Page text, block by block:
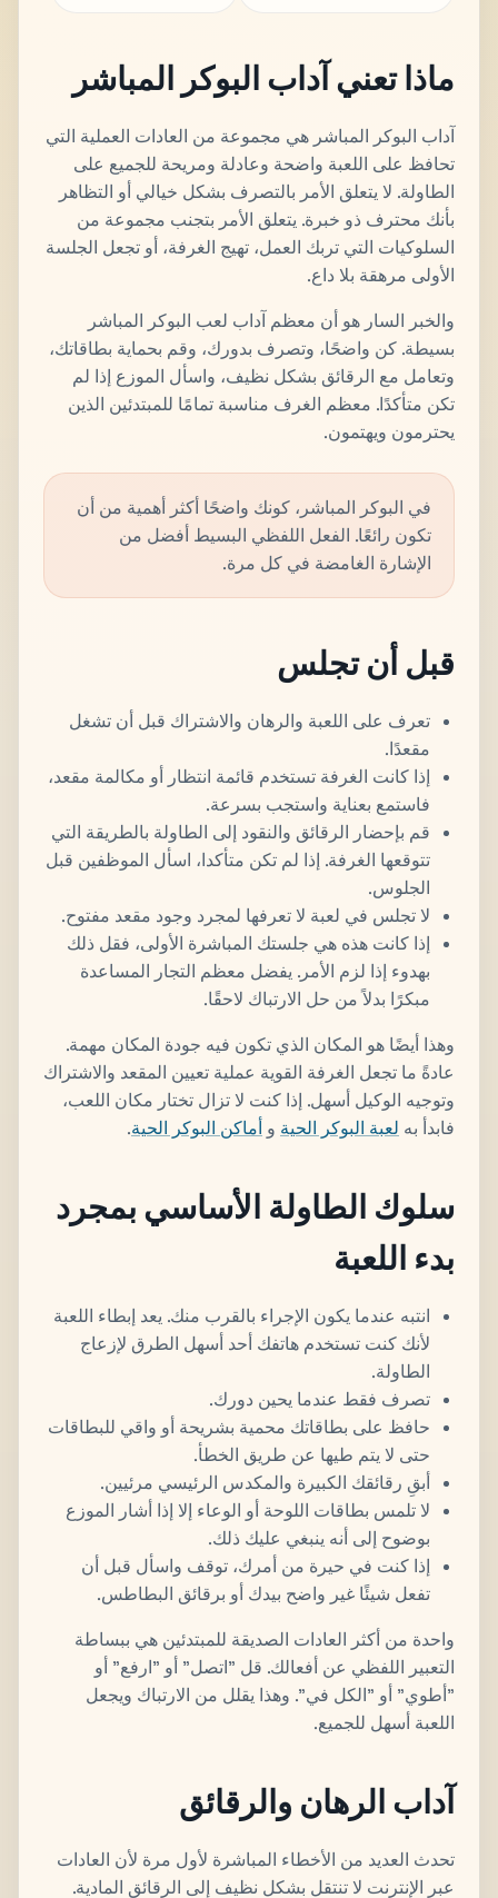
ماذا تعني آداب البوكر المباشر
آداب البوكر المباشر هي مجموعة من العادات العملية التي
تحافظ على اللعبة واضحة وعادلة ومريحة للجميع على
الطاولة. لا يتعلق الأمر بالتصرف بشكل خيالي أو التظاهر
بأنك محترف ذو خبرة. يتعلق الأمر بتجنب مجموعة من
السلوكيات التي تربك العمل، تهيج الغرفة، أو تجعل الجلسة
الأولى مرهقة بلا داع.
والخبر السار هو أن معظم آداب لعب البوكر المباشر
بسيطة. كن واضحًا، وتصرف بدورك، وقم بحماية بطاقاتك،
وتعامل مع الرقائق بشكل نظيف، واسأل الموزع إذا لم
تكن متأكدًا. معظم الغرف مناسبة تمامًا للمبتدئين الذين
يحترمون ويهتمون.
في البوكر المباشر، كونك واضحًا أكثر أهمية من أن
تكون رائعًا. الفعل اللفظي البسيط أفضل من
الإشارة الغامضة في كل مرة.
قبل أن تجلس
تعرف على اللعبة والرهان والاشتراك قبل أن تشغل
مقعدًا.
إذا كانت الغرفة تستخدم قائمة انتظار أو مكالمة مقعد،
فاستمع بعناية واستجب بسرعة.
قم بإحضار الرقائق والنقود إلى الطاولة بالطريقة التي
تتوقعها الغرفة. إذا لم تكن متأكدا، اسأل الموظفين قبل
الجلوس.
لا تجلس في لعبة لا تعرفها لمجرد وجود مقعد مفتوح.
إذا كانت هذه هي جلستك المباشرة الأولى، فقل ذلك
بهدوء إذا لزم الأمر. يفضل معظم التجار المساعدة
مبكرًا بدلاً من حل الارتباك لاحقًا.
وهذا أيضًا هو المكان الذي تكون فيه جودة المكان مهمة.
عادةً ما تجعل الغرفة القوية عملية تعيين المقعد والاشتراك
وتوجيه الوكيل أسهل. إذا كنت لا تزال تختار مكان اللعب،
فابدأ به لعبة البوكر الحية و أماكن البوكر الحية.
سلوك الطاولة الأساسي بمجرد
بدء اللعبة
انتبه عندما يكون الإجراء بالقرب منك. يعد إبطاء اللعبة
لأنك كنت تستخدم هاتفك أحد أسهل الطرق لإزعاج
الطاولة.
تصرف فقط عندما يحين دورك.
حافظ على بطاقاتك محمية بشريحة أو واقي للبطاقات
حتى لا يتم طيها عن طريق الخطأ.
أبقِ رقائقك الكبيرة والمكدس الرئيسي مرئيين.
لا تلمس بطاقات اللوحة أو الوعاء إلا إذا أشار الموزع
بوضوح إلى أنه ينبغي عليك ذلك.
إذا كنت في حيرة من أمرك، توقف واسأل قبل أن
تفعل شيئًا غير واضح بيدك أو برقائق البطاطس.
واحدة من أكثر العادات الصديقة للمبتدئين هي ببساطة
التعبير اللفظي عن أفعالك. قل "اتصل" أو "ارفع" أو
"أطوي" أو "الكل في". وهذا يقلل من الارتباك ويجعل
اللعبة أسهل للجميع.
آداب الرهان والرقائق
تحدث العديد من الأخطاء المباشرة لأول مرة لأن العادات
عبر الإنترنت لا تنتقل بشكل نظيف إلى الرقائق المادية.